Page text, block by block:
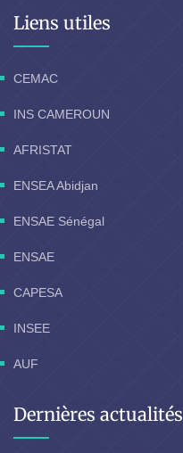
Liens utiles
CEMAC
INS CAMEROUN
AFRISTAT
ENSEA Abidjan
ENSAE Sénégal
ENSAE
CAPESA
INSEE
AUF
Dernières actualités